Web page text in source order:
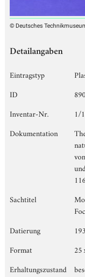
© Deutsches
Detailangaben
Eintragstyp
ID
Inventar-Nr.
1/
Dokumentation
116
Sachtitel
Datierung
Format
25
Erhaltungszustand